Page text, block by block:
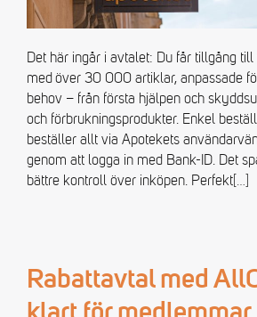
Det här ingår i avtalet: Du får tillgång
med över 30 000 artiklar, anpassade
behov – från första hjälpen och
och förbrukningsprodukter. Enkel
beställer allt via Apotekets
genom att logga in med Bank-ID. Det
bättre kontroll över inköpen. Perfekt […]
Rabattavtal med